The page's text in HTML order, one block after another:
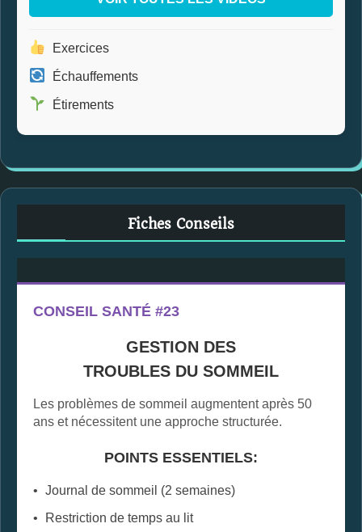
Exercices
Échauffements
Étirements
Fiches Conseils
CONSEIL SANTÉ #23
GESTION DES
TROUBLES DU SOMMEIL
Les problèmes de sommeil augmentent après 50
ans et nécessitent une approche structurée.
POINTS ESSENTIELS:
Journal de sommeil (2 semaines)
Restriction de temps au lit